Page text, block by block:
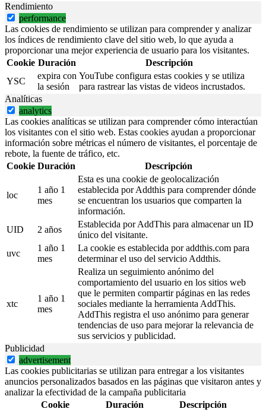
Rendimiento
performance
Las cookies de rendimiento se utilizan para comprender y analizar
los índices de rendimiento clave del sitio web, lo que ayuda a
proporcionar una mejor experiencia de usuario para los visitantes.
Cookie Duración
Descripción
YSC
expira con
la sesión
YouTube configura estas cookies y se utiliza
para rastrear las vistas de videos incrustados.
Analíticas
analytics
Las cookies analíticas se utilizan para comprender cómo interactúan
los visitantes con el sitio web. Estas cookies ayudan a proporcionar
información sobre métricas el número de visitantes, el porcentaje de
rebote, la fuente de tráfico, etc.
Cookie Duración Descripción
loc
1 año 1
mes
Esta es una cookie de geolocalización
establecida por Addthis para comprender dónde
se encuentran los usuarios que comparten la
información.
UID
2 años
Establecida por AddThis para almacenar un ID
único del visitante.
uvc
1 año 1
mes
La cookie es establecida por addthis.com para
determinar el uso del servicio Addthis.
xtc
1 año 1
mes
Realiza un seguimiento anónimo del
comportamiento del usuario en los sitios web
que le permiten compartir páginas en las redes
sociales mediante la herramienta AddThis.
AddThis registra el uso anónimo para generar
tendencias de uso para mejorar la relevancia de
sus servicios y publicidad.
Publicidad
advertisement
Las cookies publicitarias se utilizan para entregar a los visitantes
anuncios personalizados basados en las páginas que visitaron antes y
analizar la efectividad de la campaña publicitaria
Cookie
Duración Descripción